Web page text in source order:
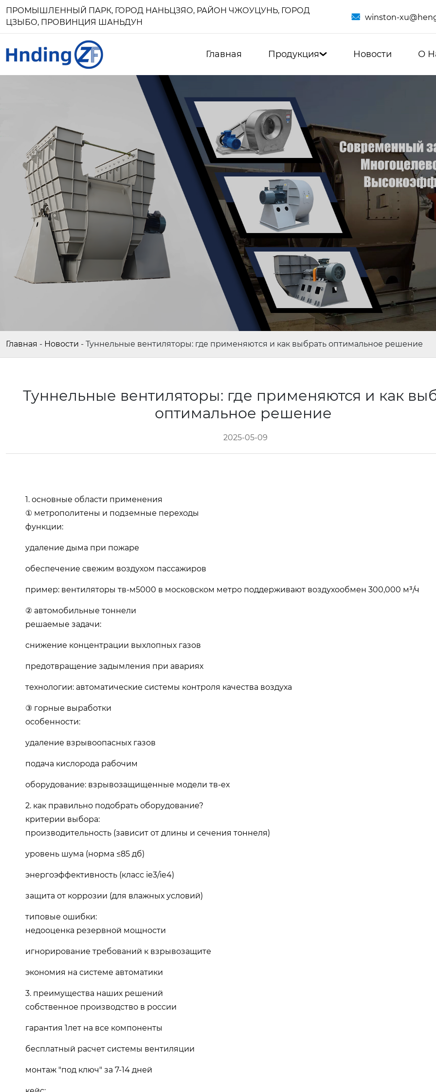
ПРОМЫШЛЕННЫЙ ПАРК, ГОРОД НАНЬЦЗЯО, РАЙОН ЧЖОУЦУНЬ, ГОРОД
ЦЗЫБО, ПРОВИНЦИЯ ШАНЬДУН
 winston-
Главная Продукция Новости О
Главная - Новости - Туннельные вентиляторы: где применяются и как выбрать оптимальное решение
Туннельные вентиляторы: где применяются и как
оптимальное решение
2025-05-09
1. основные области применения
① метрополитены и подземные переходы
функции:
удаление дыма при пожаре
обеспечение свежим воздухом пассажиров
пример: вентиляторы тв-м5000 в московском метро поддерживают воздухообмен 300,000 м³/ч
② автомобильные тоннели
решаемые задачи:
снижение концентрации выхлопных газов
предотвращение задымления при авариях
технологии: автоматические системы контроля качества воздуха
③ горные выработки
особенности:
удаление взрывоопасных газов
подача кислорода рабочим
оборудование: взрывозащищенные модели тв-ex
2. как правильно подобрать оборудование?
критерии выбора:
производительность (зависит от длины и сечения тоннеля)
уровень шума (норма ≤85 дб)
энергоэффективность (класс ie3/ie4)
защита от коррозии (для влажных условий)
типовые ошибки:
недооценка резервной мощности
игнорирование требований к взрывозащите
экономия на системе автоматики
3. преимущества наших решений
собственное производство в россии
гарантия 1лет на все компоненты
бесплатный расчет системы вентиляции
монтаж "под ключ" за 7-14 дней